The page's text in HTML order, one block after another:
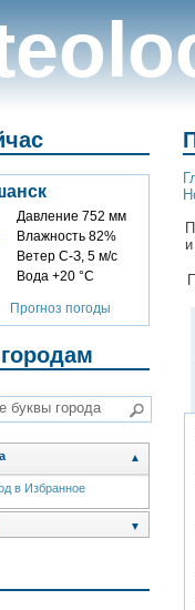
Давление 752 мм
Влажность 82%
Ветер С-З, 5 м/с
Вода +20 °C
Прогноз погоды
▲
в Избранное
▼